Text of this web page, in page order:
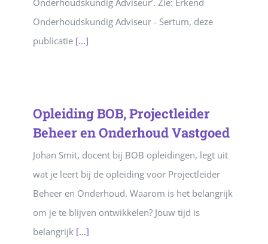
Onderhoudskundig Adviseur - Sertum, deze
publicatie [...]
Opleiding BOB, Projectleider
Beheer en Onderhoud Vastgoed
Johan Smit, docent bij BOB opleidingen, legt uit
wat je leert bij de opleiding voor Projectleider
Beheer en Onderhoud. Waarom is het belangrijk
om je te blijven ontwikkelen? Jouw tijd is
belangrijk [...]